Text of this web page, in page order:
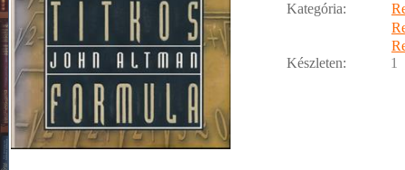
Kategória:
Készleten:
1